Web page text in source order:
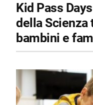
Kid Pass
della Scienza
bambini e